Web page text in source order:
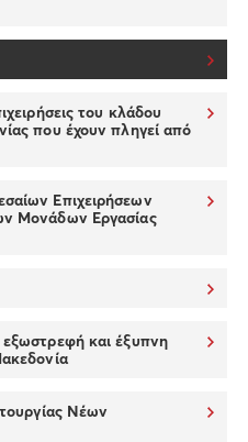
του κλάδου
που έχουν πληγεί από
Επιχειρήσεων
Μονάδων Εργασίας
και έξυπνη
Νέων